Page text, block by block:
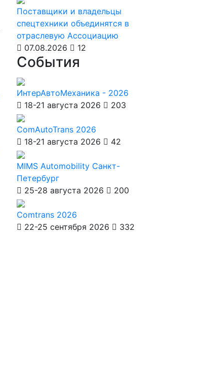
Поставщики и владельцы
спецтехники объединятся в
отраслевую Ассоциацию
07.08.2026
12
События
ИнтерАвтоМеханика - 2026
18-21 августа 2026
203
ComAutoTrans 2026
18-21 августа 2026
42
MIMS Automobility Санкт-
Петербург
25-28 августа 2026
200
Comtrans 2026
22-25 сентября 2026
332